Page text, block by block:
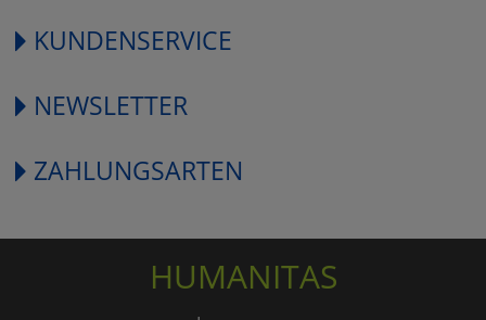
KUNDENSERVICE
NEWSLETTER
ZAHLUNGSARTEN
HUMANITAS